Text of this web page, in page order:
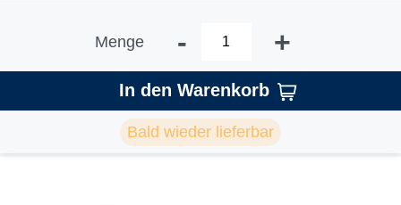
Menge - +
In den Warenkorb
Bald wieder lieferbar